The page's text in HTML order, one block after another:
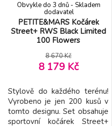
PETITE&MARS Kočárek
Street+ RWS Black Limited
100 Flowers
Obvykle do 3 dnů - Skladem
dodavatel
8 670 Kč
8 179 Kč
Stylově do každého terénu!
Vyrobeno je jen 200 kusů v
tomto designu. Set obsahuje
sportovní kočárek Street+